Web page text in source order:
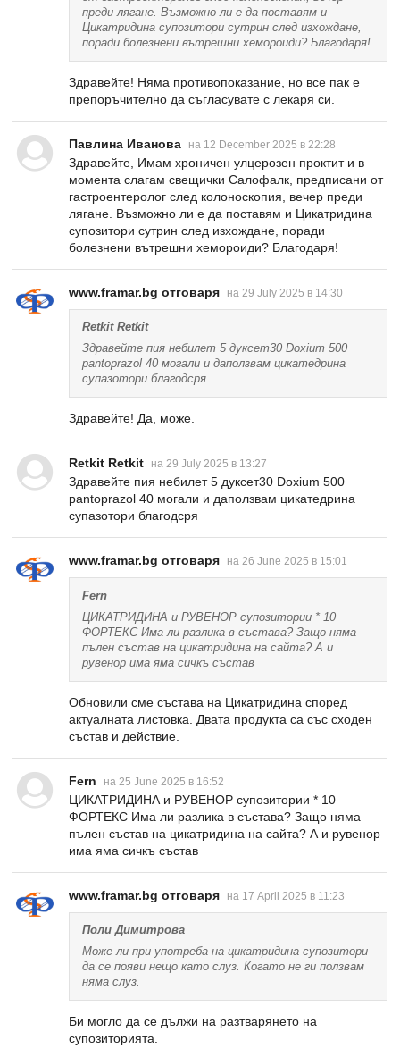
преди лягане. Възможно ли е да поставям и
Цикатридина супозитори сутрин след изхождане,
поради болезнени вътрешни хемороиди? Благодаря!
Здравейте! Няма противопоказание, но все пак е
препоръчително да съгласувате с лекаря си.
Павлина Иванова на 12 December 2025 в 22:28
Здравейте, Имам хроничен улцерозен проктит и в
момента слагам свещички Салофалк, предписани от
гастроентеролог след колоноскопия, вечер преди
лягане. Възможно ли е да поставям и Цикатридина
супозитори сутрин след изхождане, поради
болезнени вътрешни хемороиди? Благодаря!
www.framar.bg отговаря на 29 July 2025 в 14:30
Retkit Retkit
Здравейте пия небилет 5 дуксет30 Doxium 500
pantoprazol 40 могали и даползвам цикатедрина
супазотори благодсря
Здравейте! Да, може.
Retkit Retkit на 29 July 2025 в 13:27
Здравейте пия небилет 5 дуксет30 Doxium 500
pantoprazol 40 могали и даползвам цикатедрина
супазотори благодсря
www.framar.bg отговаря на 26 June 2025 в 15:01
Fern
ЦИКАТРИДИНА и РУВЕНОР супозитории * 10
ФОРТЕКС Има ли разлика в състава? Защо няма
пълен състав на цикатридина на сайта? А и
рувенор има яма сичкъ състав
Обновили сме състава на Цикатридина според
актуалната листовка. Двата продукта са със сходен
състав и действие.
Fern на 25 June 2025 в 16:52
ЦИКАТРИДИНА и РУВЕНОР супозитории * 10
ФОРТЕКС Има ли разлика в състава? Защо няма
пълен състав на цикатридина на сайта? А и рувенор
има яма сичкъ състав
www.framar.bg отговаря на 17 April 2025 в 11:23
Поли Димитрова
Може ли при употреба на цикатридина супозитори
да се появи нещо като слуз. Когато не ги ползвам
няма слуз.
Би могло да се дължи на разтварянето на
супозиторията.